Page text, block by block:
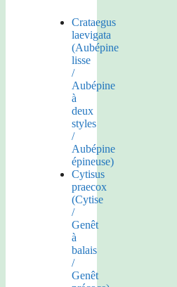
Crataegus
laevigata
(Aubépine
lisse
/
Aubépine
à
deux
styles
/
Aubépine
épineuse)
Cytisus
praecox
(Cytise
/
Genêt
à
balais
/
Genêt